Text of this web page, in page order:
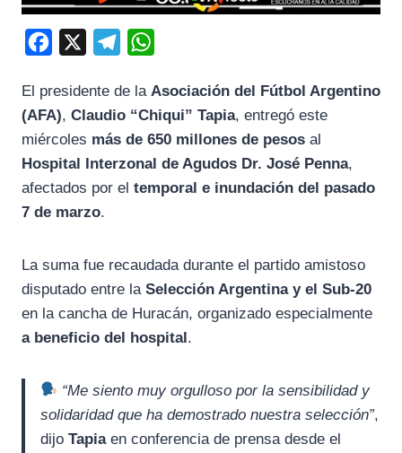
c
e
b
o
l
e
g
a
t
s
El presidente de la Asociación del Fútbol Argentino
(AFA), Claudio “Chiqui” Tapia, entregó este
miércoles más de 650 millones de pesos al
Hospital Interzonal de Agudos Dr. José Penna,
afectados por el temporal e inundación del pasado
7 de marzo.
La suma fue recaudada durante el partido amistoso
disputado entre la Selección Argentina y el Sub-20
en la cancha de Huracán, organizado especialmente
a beneficio del hospital.
“Me siento muy orgulloso por la sensibilidad y
solidaridad que ha demostrado nuestra selección”,
dijo Tapiaen conferencia de prensa desde el